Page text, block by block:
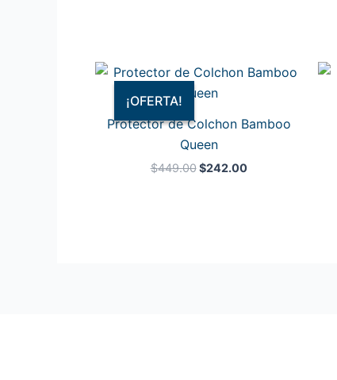
¡OFERTA!
¡OFERTA!
Protector de Colchon Bamboo
Queen
$449.00
El
precio
original
$449.00.
$242.00
El
precio
$242.00.